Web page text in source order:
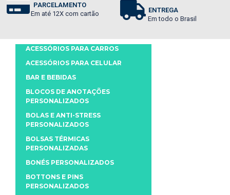
PARCELAMENTO
Em até 12X com cartão
ENTREGA
Em todo o Brasil
ACESSÓRIOS PARA CARROS
ACESSÓRIOS PARA CELULAR
BAR E BEBIDAS
BLOCOS DE ANOTAÇÕES
PERSONALIZADOS
BOLAS E ANTI-STRESS
PERSONALIZADOS
BOLSAS TÉRMICAS
PERSONALIZADAS
BONÉS PERSONALIZADOS
BOTTONS E PINS
PERSONALIZADOS